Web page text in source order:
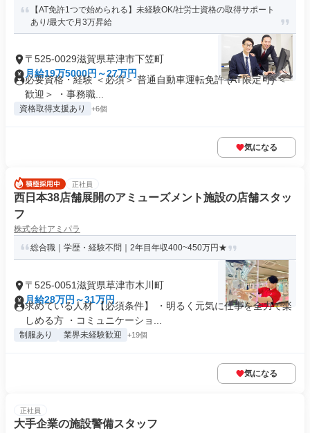
【AT免許1つで始められる】未経験OK/社労士資格の取得サポート
あり/最大で月3万昇給
〒525-0029滋賀県草津市下笠町
月給19万5000円～27万円
必要資格・経験 ＜必須＞ 普通自動車運転免許 (AT限定可) ＜
歓迎＞ ・事務職...
資格取得支援あり +6個
気になる
正社員
西日本38店舗展開のアミューズメント施設の店舗スタッ
フ
株式会社アミパラ
総合職｜学歴・経験不問｜2年目年収400~450万円★
〒525-0051滋賀県草津市木川町
月給28万円～31万円
求めている人材 【必須条件】 ・明るく元気に仕事を全力で楽
しめる方 ・コミュニケーショ...
制服あり 業界未経験歓迎 +19個
気になる
正社員
大手企業の施設警備スタッフ